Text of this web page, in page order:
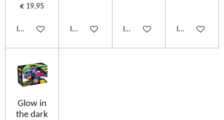
€ 19,95
In winkelwagen In winkelwagen In winkelwagen In
Glow in
the dark